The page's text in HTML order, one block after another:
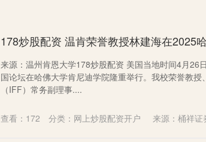
来源：温州肯恩大学178炒股配资 美国当地时间4月26
国论坛在哈佛大学肯尼迪学院隆重举行。我校荣誉教授
（IFF）常务副理事....
来源：桶祥证
查看： 172 分类： 网上炒股配资开户